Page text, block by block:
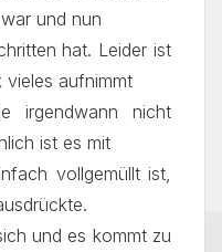
und nun
hat. Leider ist
vieles aufnimmt
irgendwann nicht
ist es mit
vollgemüllt ist,
und es kommt zu